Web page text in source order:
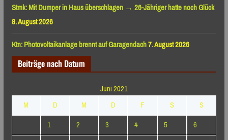
Stmk: Mit Dumper in Haus überschlagen → 26-Jähriger hatte noch Glück
8. August 2026
Ktn: Photovoltaikanlage brennt auf Garagendach7. August 2026
Beiträge nach Datum
Juni 2021
M
D M D F S
S
1
2 3 4 5
6